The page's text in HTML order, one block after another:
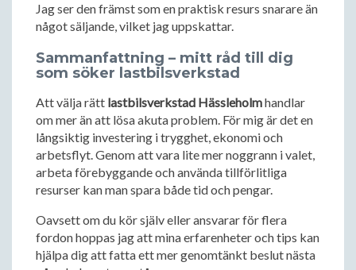
Jag ser den främst som en praktisk resurs snarare än
något säljande, vilket jag uppskattar.
Sammanfattning – mitt råd till dig
som söker lastbilsverkstad
Att välja rätt lastbilsverkstad Hässleholmhandlar
om mer än att lösa akuta problem. För mig är det en
långsiktig investering i trygghet, ekonomi och
arbetsflyt. Genom att vara lite mer noggrann i valet,
arbeta förebyggande och använda tillförlitliga
resurser kan man spara både tid och pengar.
Oavsett om du kör själv eller ansvarar för flera
fordon hoppas jag att mina erfarenheter och tips kan
hjälpa dig att fatta ett mer genomtänkt beslut nästa